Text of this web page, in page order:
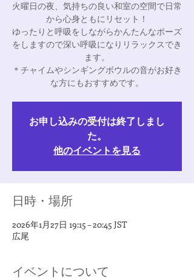
火曜日の夜、気持ちの良い和室の空間で日常
から心身ともにリセット！
ゆったりと呼吸をしながらかんたんなポーズ
をしますので深い呼吸になりリラックスでき
ます。
＊チャイムやシンギングボウルの音がお好き
な方にもおすすめです。
お申し込みの受付は終了しまし
た。
他のイベントを見る
日時・場所
2026年1月27日 19:15 – 20:45 JST
広尾
イベントについて